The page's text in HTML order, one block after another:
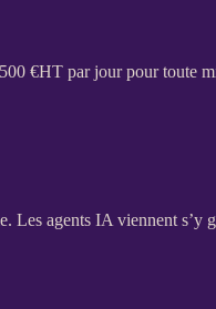
€HT par jour pour toute
Lesagents IA viennent s’y